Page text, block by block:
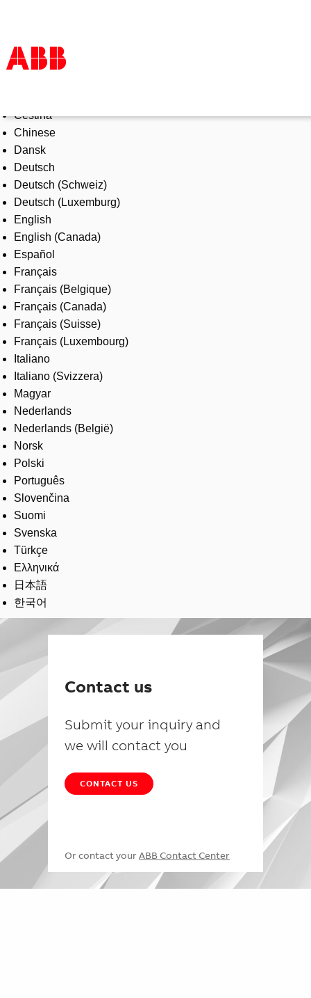
Products & Solutions
Industries
Services
About us
Where to buy
Contact us
Careers
Čeština
Chinese
Dansk
Deutsch
Deutsch (Schweiz)
Deutsch (Luxemburg)
English
English (Canada)
Español
Français
Français (Belgique)
Français (Canada)
Français (Suisse)
Français (Luxembourg)
Italiano
Italiano (Svizzera)
Magyar
Nederlands
Nederlands (België)
Norsk
Polski
Português
Slovenčina
Suomi
Svenska
Türkçe
Ελληνικά
日本語
한국어
Contact us
Submit your inquiry and
we will contact you
CONTACT US
Or contact your ABB Contact Center